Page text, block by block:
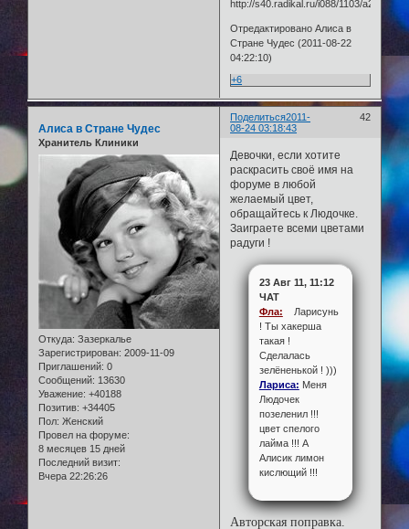
Отредактировано Алиса в
Стране Чудес (2011-08-22
04:22:10)
+6
Поделиться 42
2011-
08-24 03:18:43
Алиса в Стране Чудес
Хранитель Клиники
Откуда: Зазеркалье
Зарегистрирован: 2009-11-09
Приглашений: 0
Сообщений: 13630
Уважение: +40188
Позитив: +34405
Пол: Женский
Провел на форуме:
8 месяцев 15 дней
Последний визит:
Вчера 22:26:26
Девочки, если хотите
раскрасить своё имя на
форуме в любой
желаемый цвет,
обращайтесь к Людочке.
Заиграете всеми цветами
радуги !
23 Авг 11, 11:12
ЧАТ
Фла:
Ларисунь
! Ты хакерша
такая !
Сделалась
зелёненькой ! )))
Лариса: Меня
Людочек
позеленил !!!
цвет спелого
лайма !!! А
Алисик лимон
кислющий !!!
Авторская поправка.